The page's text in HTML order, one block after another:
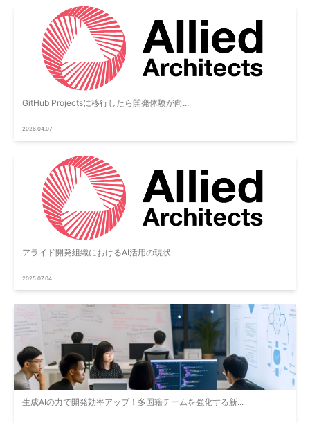
GitHub Projectsに移行したら開発体験が向...
2026.04.07
アライド開発組織におけるAI活用の現状
2025.07.04
生成AIの力で開発効率アップ！多国籍チームを強化する新...